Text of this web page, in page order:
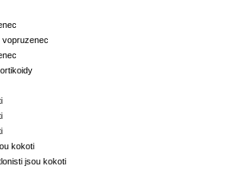
vopruzenec
kokoti
jsou kokoti